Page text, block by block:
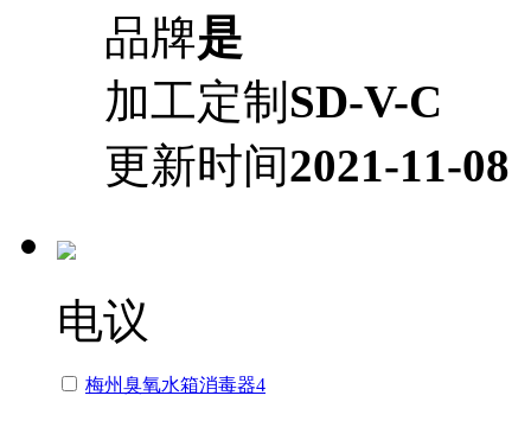
品牌是
加工定制 SD-V-C
更新时间2021-11-08
电议
梅州臭氧水箱消毒器4